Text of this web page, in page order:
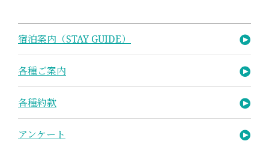
宿泊案内（STAY GUIDE）
各種ご案内
各種約款
アンケート